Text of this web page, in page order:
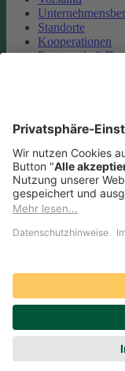
Standorte
Kooperationen
Partnerschaft
Cookie-
Datenschutz
Impressum
Streitbeilegung
Compliance
Social Media Icons
sind, führen auf
Nutzungsbedingungen
verantwortlich. Mehr